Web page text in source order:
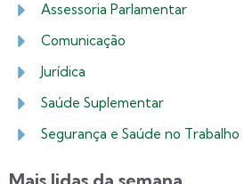
Assessoria Parlamentar
Comunicação
Jurídica
Saúde Suplementar
Segurança e Saúde no Trabalho